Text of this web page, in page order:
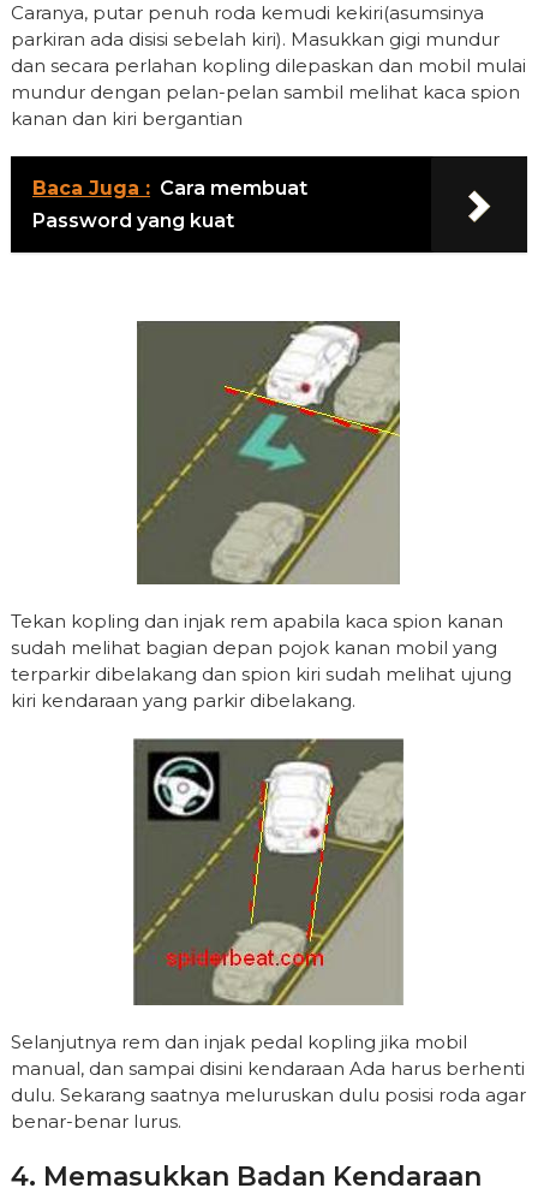
Caranya, putar penuh roda kemudi kekiri(asumsinya
parkiran ada disisi sebelah kiri). Masukkan gigi mundur
dan secara perlahan kopling dilepaskan dan mobil mulai
mundur dengan pelan-pelan sambil melihat kaca spion
kanan dan kiri bergantian
Baca Juga : Cara membuat
Password yang kuat
Tekan kopling dan injak rem apabila kaca spion kanan
sudah melihat bagian depan pojok kanan mobil yang
terparkir dibelakang dan spion kiri sudah melihat ujung
kiri kendaraan yang parkir dibelakang.
Selanjutnya rem dan injak pedal kopling jika mobil
manual, dan sampai disini kendaraan Ada harus berhenti
dulu. Sekarang saatnya meluruskan dulu posisi roda agar
benar-benar lurus.
4. Memasukkan Badan Kendaraan